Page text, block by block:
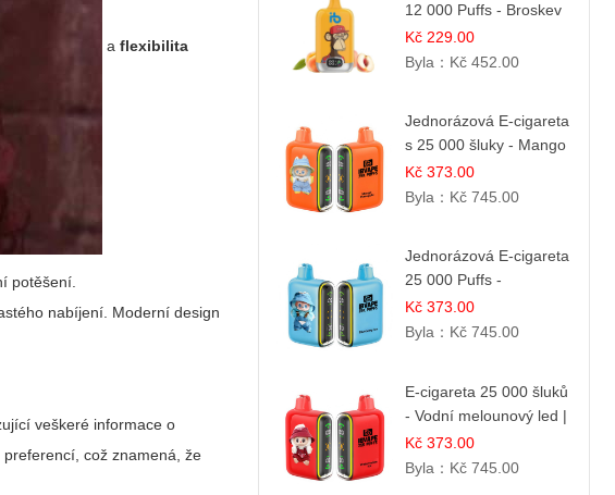
aflexibilita
potěšení.
nabíjení. Moderní design
veškeré informace o
což znamená, že
12 000 Puffs - Broskev
& Ovocná Šťáva |
Osvěžující ovocná
Kč 229.00
Byla： Kč 452.00
Jednorázová E-cigareta
s 25 000 šluky - Mango
& Ananas | Exotická
ovocná směs
Kč 373.00
Byla： Kč 745.00
Jednorázová E-cigareta
25 000 Puffs -
Jahodová Zmrzlina |
Krémová sladká příchuť
Kč 373.00
Byla： Kč 745.00
E-cigareta 25 000 šluků
- Vodní melounový led |
Osvěžující letní příchuť
Kč 373.00
Byla： Kč 745.00